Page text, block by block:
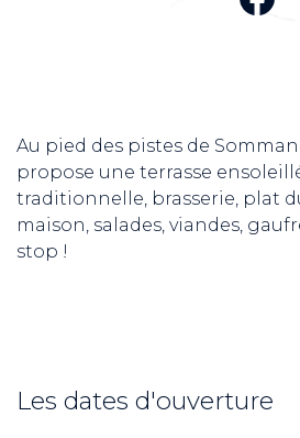
Au pied des pistes de
propose une terrasse
traditionnelle, brasserie, plat
maison, salades, viandes,
stop !
Les dates d'ouverture